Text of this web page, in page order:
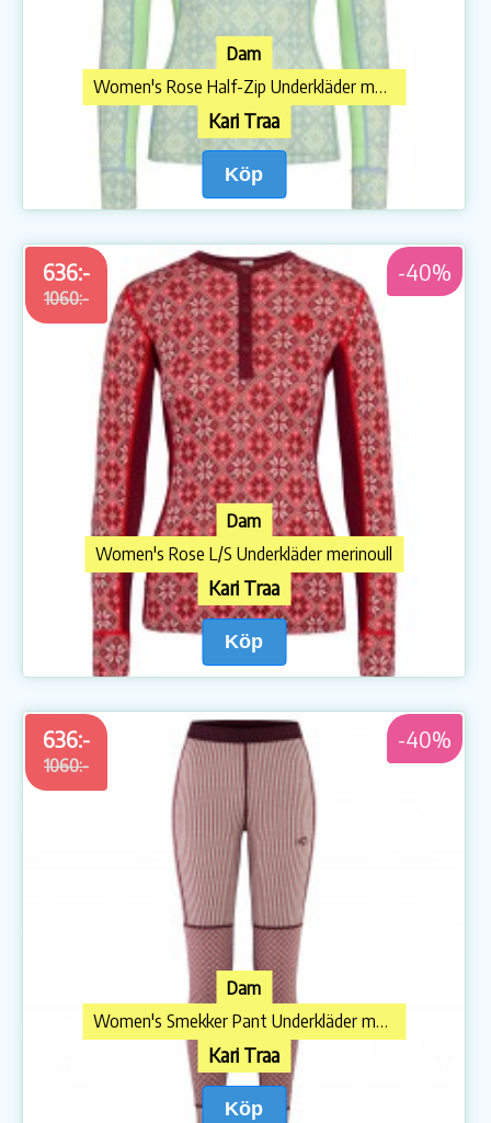
Dam
Women's Rose Half-Zip Underkläder merinoull
Kari Traa
Köp
636:-
1060:-
-40%
Dam
Women's Rose L/S Underkläder merinoull
Kari Traa
Köp
636:-
1060:-
-40%
Dam
Women's Smekker Pant Underkläder merinoull
Kari Traa
Köp